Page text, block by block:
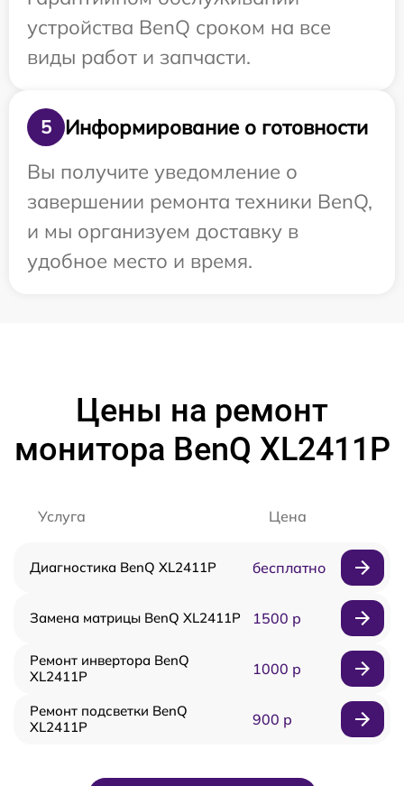
устройства BenQ сроком на все
виды работ и запчасти.
5
Информирование о готовности
Вы получите уведомление о
завершении ремонта техники BenQ,
и мы организуем доставку в
удобное место и время.
Цены на ремонт
монитора BenQ XL2411P
Услуга Цена
Диагностика BenQ XL2411P бесплатно
Замена матрицы BenQ XL2411P 1500 р
Ремонт инвертора BenQ
XL2411P
1000 р
Ремонт подсветки BenQ
XL2411P
900 р